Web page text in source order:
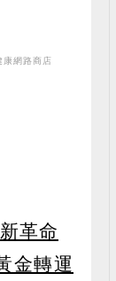
康網路商店
革命
金轉運